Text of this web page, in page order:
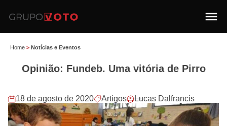
Home > Notícias e Eventos
Opinião: Fundeb. Uma vitória de Pirro
18 de agosto de 2020 Artigos Lucas Dalfrancis